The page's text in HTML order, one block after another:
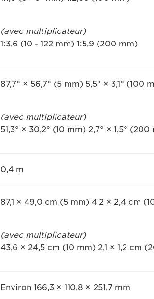
(avec multiplicateur)
1:3,6 (10 - 122 mm) 1:5,9 (200 mm)
87,7° × 56,7° (5 mm) 5,5° × 3,1° (100
(avec multiplicateur)
51,3° × 30,2° (10 mm) 2,7° × 1,5° (200
0,4 m
87,1 × 49,0 cm (5 mm) 4,2 × 2,4 cm
(avec multiplicateur)
43,6 × 24,5 cm (10 mm) 2,1 × 1,2 cm
Environ 166,3 × 110,8 × 251,7 mm